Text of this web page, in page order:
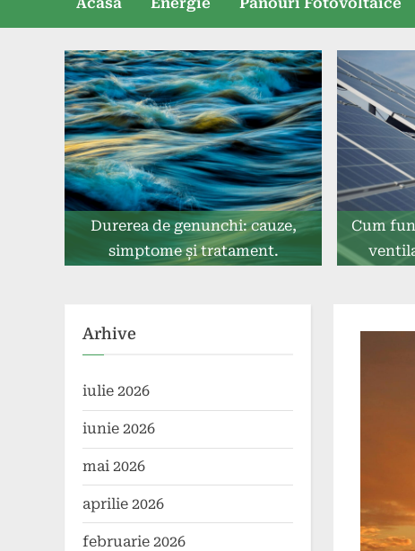
Durerea de genunchi: cauze,
simptome și tratament.
Cum
Arhive
iulie 2026
iunie 2026
mai 2026
aprilie 2026
februarie 2026